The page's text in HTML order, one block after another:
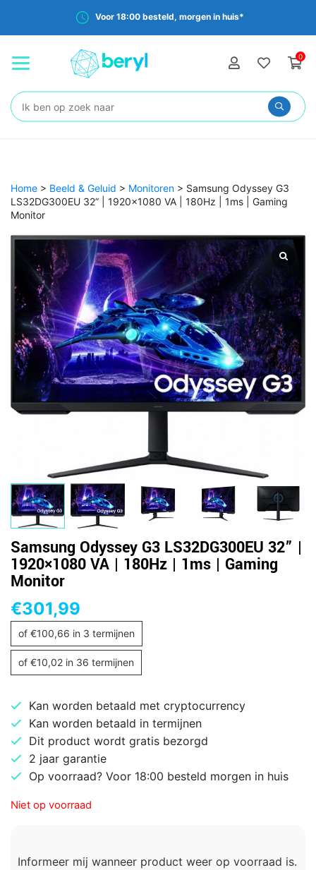
Voor 18:00 besteld, morgen in huis*
0
Zoeken:
Home > Beeld & Geluid > Monitoren > Samsung Odyssey G3
LS32DG300EU 32” | 1920×1080 VA | 180Hz | 1ms | Gaming
Monitor
Samsung Odyssey G3 LS32DG300EU 32” |
1920×1080 VA | 180Hz | 1ms | Gaming
Monitor
€301,99
of €100,66 in 3 termijnen
of €10,02 in 36 termijnen
Kan worden betaald met cryptocurrency
Kan worden betaald in termijnen
Dit product wordt gratis bezorgd
2 jaar garantie
Op voorraad? Voor 18:00 besteld morgen in huis
Niet op voorraad
Informeer mij wanneer product weer op voorraad is.